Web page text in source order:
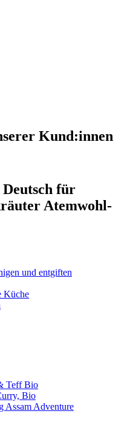
Kund:innen
für
Atemwohl-
und entgiften
Küche
Teff Bio
Bio
Adventure